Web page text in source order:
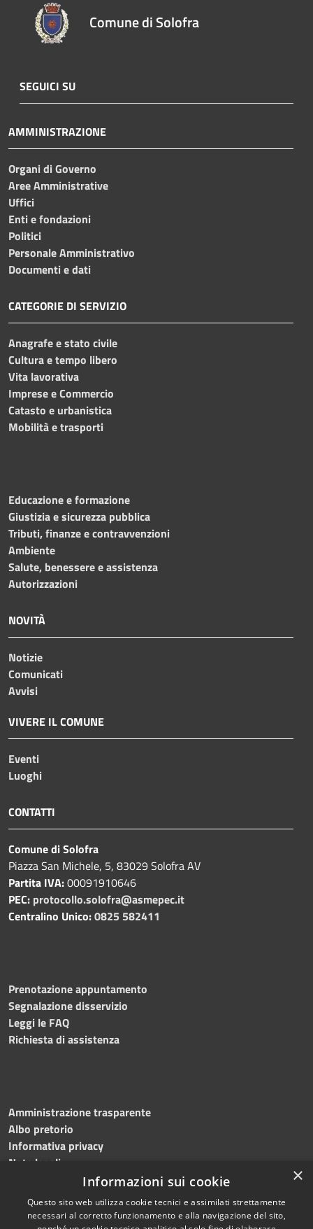
Comune di Solofra
SEGUICI SU
AMMINISTRAZIONE
Organi di Governo
Aree Amministrative
Uffici
Enti e fondazioni
Politici
Personale Amministrativo
Documenti e dati
CATEGORIE DI SERVIZIO
Anagrafe e stato civile
Cultura e tempo libero
Vita lavorativa
Imprese e Commercio
Catasto e urbanistica
Mobilità e trasporti
Educazione e formazione
Giustizia e sicurezza pubblica
Tributi, finanze e contravvenzioni
Ambiente
Salute, benessere e assistenza
Autorizzazioni
NOVITÀ
Notizie
Comunicati
Avvisi
VIVERE IL COMUNE
Eventi
Luoghi
CONTATTI
Comune di Solofra
Piazza San Michele, 5, 83029 Solofra AV
Partita IVA:00091910646
PEC: protocollo.solofra@asmepec.it
Centralino Unico:0825 582411
Prenotazione appuntamento
Segnalazione disservizio
Leggi le FAQ
Richiesta di assistenza
Amministrazione trasparente
Albo pretorio
Informativa privacy
Note legali
Dichiarazione di accessibilità
×
Informazioni sui cookie
Questo sito web utilizza cookie tecnici e assimilati strettamente
necessari al corretto funzionamento e alla navigazione del sito,